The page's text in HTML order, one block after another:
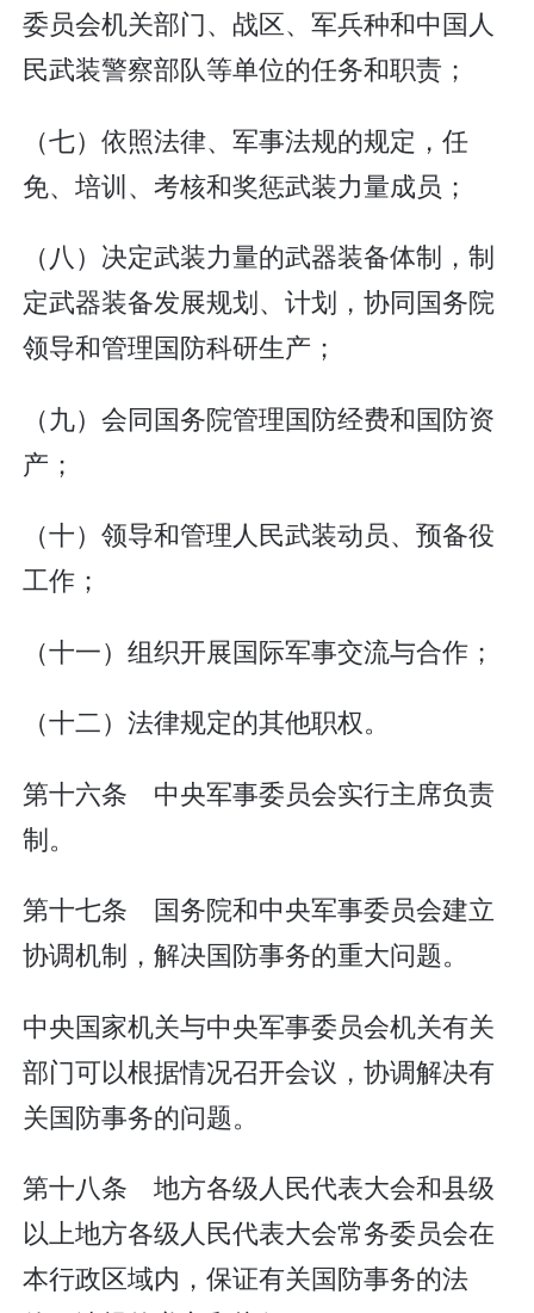
委员会机关部门、战区、军兵种和中国人
民武装警察部队等单位的任务和职责；
（七）依照法律、军事法规的规定，任
免、培训、考核和奖惩武装力量成员；
（八）决定武装力量的武器装备体制，制
定武器装备发展规划、计划，协同国务院
领导和管理国防科研生产；
（九）会同国务院管理国防经费和国防资
产；
（十）领导和管理人民武装动员、预备役
工作；
（十一）组织开展国际军事交流与合作；
（十二）法律规定的其他职权。
第十六条 中央军事委员会实行主席负责
制。
第十七条 国务院和中央军事委员会建立
协调机制，解决国防事务的重大问题。
中央国家机关与中央军事委员会机关有关
部门可以根据情况召开会议，协调解决有
关国防事务的问题。
第十八条 地方各级人民代表大会和县级
以上地方各级人民代表大会常务委员会在
本行政区域内，保证有关国防事务的法